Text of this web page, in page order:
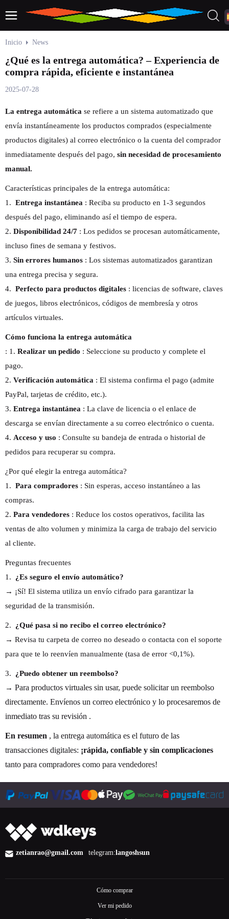
Inicio News
¿Qué es la entrega automática? – Experiencia de
compra rápida, eficiente e instantánea
2025-07-28
La entrega automática se refiere a un sistema automatizado que
envía instantáneamente los productos comprados (especialmente
productos digitales) al correo electrónico o la cuenta del comprador
inmediatamente después del pago, sin necesidad de procesamiento
manual.
Características principales de la entrega automática:
1. Entrega instantánea : Reciba su producto en 1-3 segundos
después del pago, eliminando así el tiempo de espera.
2. Disponibilidad 24/7 : Los pedidos se procesan automáticamente,
incluso fines de semana y festivos.
3. Sin errores humanos : Los sistemas automatizados garantizan
una entrega precisa y segura.
4. Perfecto para productos digitales : licencias de software, claves
de juegos, libros electrónicos, códigos de membresía y otros
artículos virtuales.
Cómo funciona la entrega automática
: 1. Realizar un pedido : Seleccione su producto y complete el
pago.
2. Verificación automática : El sistema confirma el pago (admite
PayPal, tarjetas de crédito, etc.).
3. Entrega instantánea : La clave de licencia o el enlace de
descarga se envían directamente a su correo electrónico o cuenta.
4. Acceso y uso : Consulte su bandeja de entrada o historial de
pedidos para recuperar su compra.
¿Por qué elegir la entrega automática?
1. Para compradores : Sin esperas, acceso instantáneo a las
compras.
2. Para vendedores : Reduce los costos operativos, facilita las
ventas de alto volumen y minimiza la carga de trabajo del servicio
al cliente.
Preguntas frecuentes
1. ¿Es seguro el envío automático?
→ ¡Sí! El sistema utiliza un envío cifrado para garantizar la
seguridad de la transmisión.
2. ¿Qué pasa si no recibo el correo electrónico?
→ Revisa tu carpeta de correo no deseado o contacta con el soporte
para que te lo reenvíen manualmente (tasa de error <0,1%).
3. ¿Puedo obtener un reembolso?
→ Para productos virtuales sin usar, puede solicitar un reembolso
directamente. Envíenos un correo electrónico y lo procesaremos de
inmediato tras su revisión .
En resumen , la entrega automática es el futuro de las
transacciones digitales: ¡rápida, confiable y sin complicaciones
tanto para compradores como para vendedores!
zetianrao@gmail.com telegram:langoshsun
Cómo comprar
Ver mi pedido